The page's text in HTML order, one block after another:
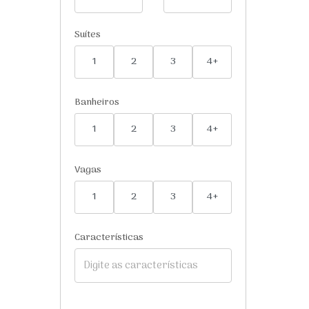
Suítes
1
2 3 4+
Banheiros
1
2 3 4+
Vagas
1
2 3 4+
Características